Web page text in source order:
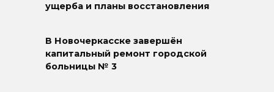
ущерба и планы восстановления
В Новочеркасске завершён
капитальный ремонт городской
больницы № 3